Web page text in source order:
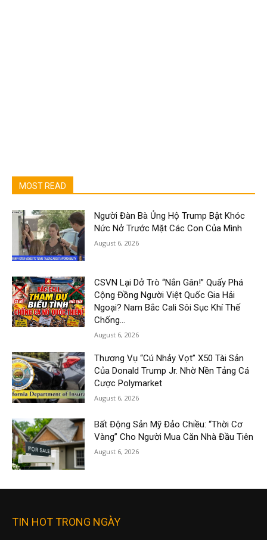
MOST READ
Người Đàn Bà Ủng Hộ Trump Bật Khóc
Nức Nở Trước Mặt Các Con Của Mình
August 6, 2026
CSVN Lại Dở Trò “Nắn Gân!” Quấy Phá
Cộng Đồng Người Việt Quốc Gia Hải
Ngoại? Nam Bắc Cali Sôi Sục Khí Thế
Chống...
August 6, 2026
Thương Vụ “Cú Nhảy Vọt” X50 Tài Sản
Của Donald Trump Jr. Nhờ Nền Tảng Cá
Cược Polymarket
August 6, 2026
Bất Động Sản Mỹ Đảo Chiều: “Thời Cơ
Vàng” Cho Người Mua Căn Nhà Đầu Tiên
August 6, 2026
TIN HOT TRONG NGÀY